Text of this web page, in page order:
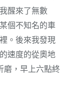
醒來了無數
個不知名的車
。後來我發現
速度的從奧地
磨，早上六點終